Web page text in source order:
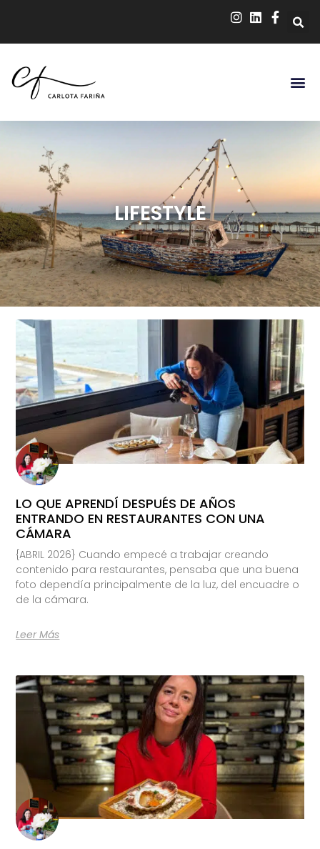
LIFESTYLE
LO QUE APRENDÍ DESPUÉS DE AÑOS
ENTRANDO EN RESTAURANTES CON UNA
CÁMARA
{ABRIL 2026} Cuando empecé a trabajar creando
contenido para restaurantes, pensaba que una buena
foto dependía principalmente de la luz, del encuadre o
de la cámara.
Leer Más